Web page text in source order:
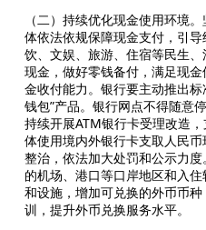
（二）持续优化现金使用环境
体依法依规保障现金支付，引
饮、文娱、旅游、住宿等民生
现金，做好零钱备付，满足现
金收付能力。银行要主动推出
钱包”产品。银行网点不得随意
持续开展ATM银行卡受理改造
体使用境内外银行卡支取人民
整治，依法加大处罚和公示力
的机场、港口等口岸地区和入
和设施，增加可兑换的外币币
训，提升外币兑换服务水平。